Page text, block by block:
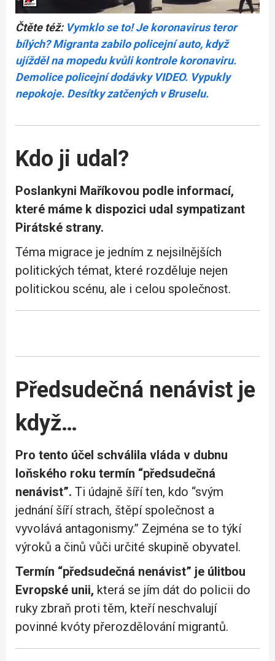
Čtěte též: Vymklo se to! Je koronavirus teror
bílých? Migranta zabilo policejní auto, když
ujížděl na mopedu kvůli kontrole koronaviru.
Demolice policejní dodávky VIDEO. Vypukly
nepokoje. Desítky zatčených v Bruselu.
Kdo ji udal?
Poslankyni Maříkovou podle informací,
které máme k dispozici udal sympatizant
Pirátské strany.
Téma migrace je jedním z nejsilnějších
politických témat, které rozděluje nejen
politickou scénu, ale i celou společnost.
Předsudečná nenávist je
když…
Pro tento účel schválila vláda v dubnu
loňského roku termín “předsudečná
nenávist”. Ti údajně šíří ten, kdo “svým
jednání šíří strach, štěpí společnost a
vyvolává antagonismy.” Zejména se to týkí
výroků a činů vůči určité skupině obyvatel.
Termín “předsudečná nenávist” je úlitbou
Evropské unii, která se jím dát do policii do
ruky zbraň proti těm, kteří neschvalují
povinné kvóty přerozdělování migrantů.